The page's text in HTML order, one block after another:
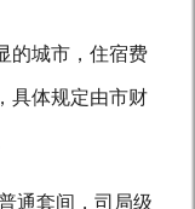
城市，住宿费
具体规定由市财
通套间，司局级